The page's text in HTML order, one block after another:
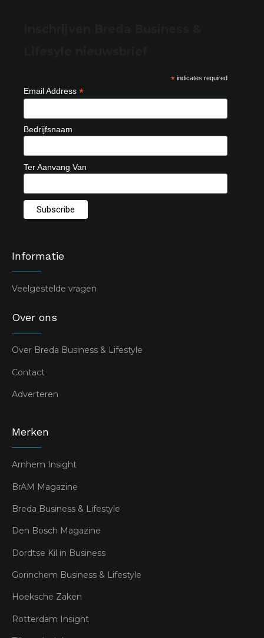
*indicates required
Email Address *
Bedrijfsnaam
Ter Aanvang Van
Informatie
Veelgestelde vragen
Over ons
Over Breda Business & Lifestyle
Contact
Adverteren
Merken
Arnhem Insight
BrAM Magazine
Breda Business & Lifestyle
Den Bosch Magazine
Dordtse Kil in Business
Gorinchem Business & Lifestyle
Hoeksche Zaken
Rotterdam Insight